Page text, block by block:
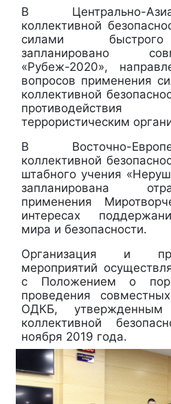
В Центрально-
коллективной
силами быстрого
запланировано
«Рубеж-2020»,
вопросов применения
коллективной
террористическим
В Восточно-
коллективной
штабного учения
запланирована
применения
интересах
мира и безопасности.
Организация и
мероприятий
с Положением о
проведения
ОДКБ,
коллективной
ноября 2019 года.